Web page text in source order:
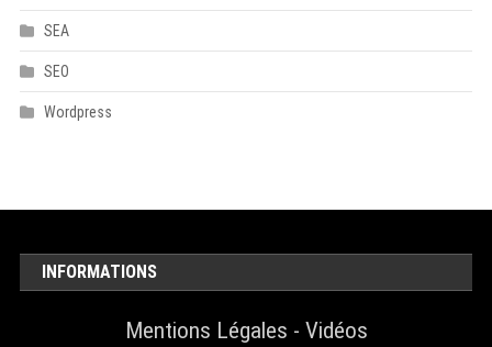
SEA
SEO
Wordpress
INFORMATIONS
Mentions Légales - Vidéos